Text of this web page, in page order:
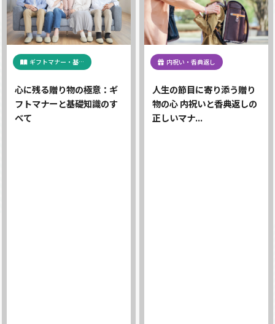
ギフトマナー・基…
心に残る贈り物の極意：ギ
フトマナーと基礎知識のす
べて
内祝い・香典返し
人生の節目に寄り添う贈り
物の心 内祝いと香典返しの
正しいマナ...